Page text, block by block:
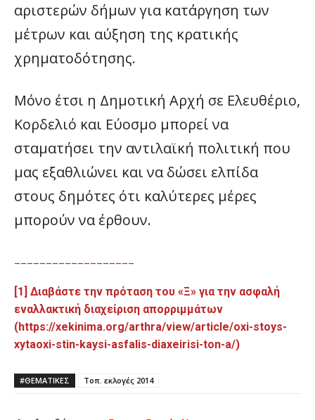
αριστερών δήμων για κατάργηση των
μέτρων και αύξηση της κρατικής
χρηματοδότησης.
Μόνο έτσι η Δημοτική Αρχή σε Ελευθέριο,
Κορδελιό και Εύοσμο μπορεί να
σταματήσει την αντιλαϊκή πολιτική που
μας εξαθλιώνει και να δώσει ελπίδα
στους δημότες ότι καλύτερες μέρες
μπορούν να έρθουν.
[1] Διαβάστε την πρόταση του «Ξ» για την ασφαλή
εναλλακτική διαχείριση απορριμμάτων
(https://xekinima.org/arthra/view/article/oxi-stoys-
xytaoxi-stin-kaysi-asfalis-diaxeirisi-ton-a/)
#ΘΕΜΑΤΙΚΈΣ Τοπ. εκλογές 2014